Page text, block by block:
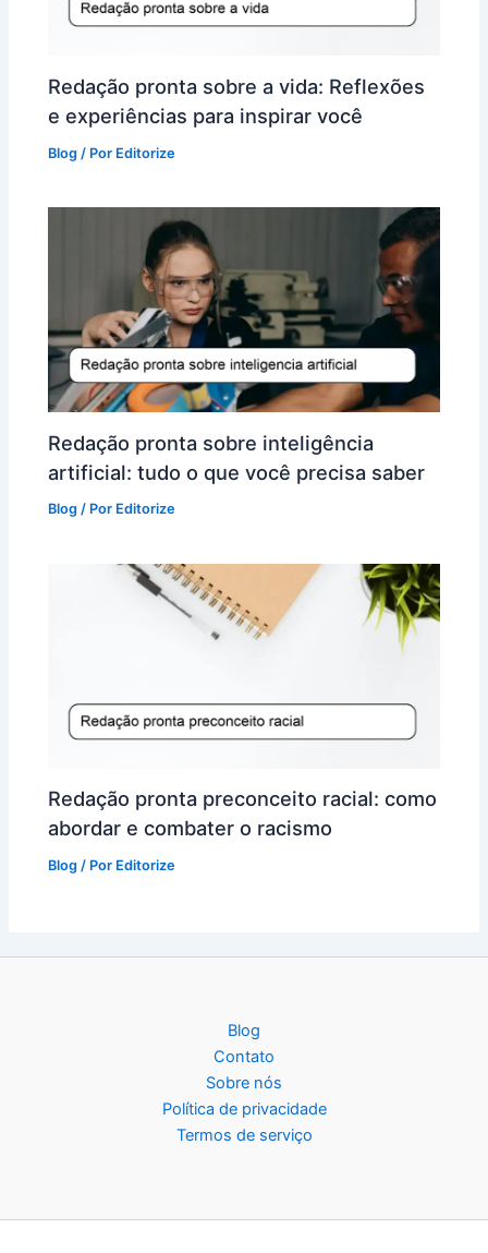
Redação pronta sobre a vida: Reflexões
e experiências para inspirar você
Blog / Por Editorize
Redação pronta sobre inteligência
artificial: tudo o que você precisa saber
Blog / Por Editorize
Redação pronta preconceito racial: como
abordar e combater o racismo
Blog / Por Editorize
Blog
Contato
Sobre nós
Política de privacidade
Termos de serviço